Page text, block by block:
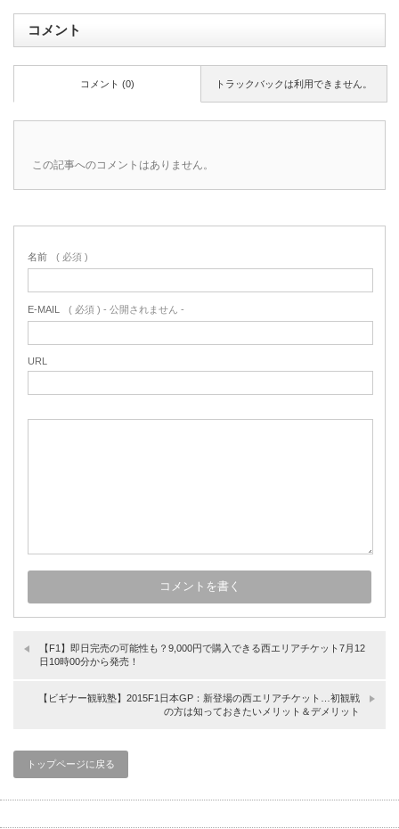
コメント
トラックバックは利用できません。
コメント (0)
この記事へのコメントはありません。
名前 ( 必須 )
E-MAIL ( 必須 ) - 公開されません -
URL
【F1】即日完売の可能性も？9,000円で購入できる西エリアチケット7月12
日10時00分から発売！
【ビギナー観戦塾】2015F1日本GP：新登場の西エリアチケット…初観戦
の方は知っておきたいメリット＆デメリット
トップページに戻る